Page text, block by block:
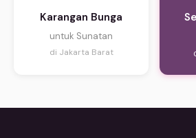
Karangan Bunga
untuk Sunatan
di Jakarta Barat